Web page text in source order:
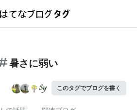
暑さに弱い
このタグでブログを書く